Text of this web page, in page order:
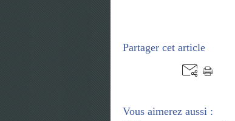
Partager cet article
Vous aimerez aussi :